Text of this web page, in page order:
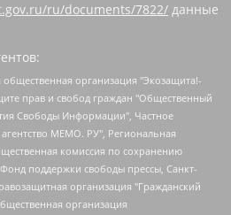
ru/documents/7822/ данные
Долинина Ирина Николаевна, Мароховская Алеся Алексеевна, Шлейнов Роман Юрьевич, Шмагун Олеся Валентиновна, Общество с ограниченной ответственностью "Альтаир 2021", Общество с ограниченной ответственностью "Вега 2021", Общество с ограниченной ответственностью "Главный редактор 2021", Общество с ограниченной ответственностью "Ромашки монолит", Важенков Артем Валерьевич, Ивановская областная общественная организация "Центр гендерных исследований", Гурман Юрий Альбертович, Медиапроект "ОВД-Инфо", Егоров Владимир Владимирович, Жилинский Владимир Александрович, Общество с ограниченной ответственностью "ЗП", Иванова София Юрьевна, Карезина Инна Павловна, Кильтау Екатерина Викторовна, Петров Алексей Викторович, Пискунов Сергей Евгеньевич, Смирнов Сергей Сергеевич, Тихонов Михаил Сергеевич, Общество с ограниченной ответственностью "ЖУРНАЛИСТ-ИНОСТРАННЫЙ АГЕНТ", Арапова Галина Юрьевна, Вольтская Татьяна Анатольевна, Американская компания "Mason G.E.S. Anonymous Foundation" (США), являющаяся владельцем интернет-издания https://mnews.world/, Компания "Stichting Bellingcat", зарегистрированная в Нидерландах (дата регистрации 11.07.2018), Захаров Андрей Вячеславович, Клепиковская Екатерина Дмитриевна, Общество с ограниченной ответственностью "МЕМО", Перл Роман Александрович, Симонов Евгений Алексеевич, Соловьева Елена Анатольевна, Сотников Даниил Владимирович, Сурначева Елизавета Дмитриевна, Автономная некоммерческая организация по защите прав человека и информированию населения "Якутия – Наше Мнение", Общество с ограниченной ответственностью "Москоу диджитал медиа", с 26.01.2023 Общество с ограниченной ответственностью "Чайка Белые сады", Ветошкина Валерия Валерьевна, Заговора Максим Александрович, Межрегиональное общественное движение "Российская ЛГБТ - сеть", Оленичев Максим Владимирович, Павлов Иван Юрьевич, Скворцова Елена Сергеевна, Общество с ограниченной ответственностью "Как бы инагент", Кочетков Игорь Викторович, Общество с ограниченной ответственностью "Честные выборы", Еланчик Олег Александрович, Общество с ограниченной ответственностью "Нобелевский призыв", Гималова Регина Эмилевна, Григорьев Андрей Валерьевич, Григорьева Алина Александровна, Ассоциация по содействию защите прав призывников, альтернативнослужащих и военнослужащих "Правозащитная группа "Гражданин.Армия.Право", Хисамова Регина Фаритовна, Автономная некоммерческая организация по реализации социально-правовых программ "Лилит", Дальневосточное общественное движение "Маяк", Санкт-Петербургская ЛГБТ-инициативная группа "Выход", Инициативная группа ЛГБТ+ "Реверс", Алексеев Андрей Викторович, Бекбулатова Таисия Львовна, Беляев Иван Михайлович, Владыкина Елена Сергеевна, Гельман Марат Александрович, Никульшина Вероника Юрьевна, Толоконникова Надежда Андреевна, Шендерович Виктор Анатольевич, Общество с ограниченной ответственностью "Данное сообщение", Общество с ограниченной ответственностью Издательский дом "Новая глава", Айнбиндер Александра Александровна, Московский комьюнити-центр для ЛГБТ+инициатив, Благотворительный фонд развития филантропии, Deutsche Welle (Германия, Kurt-Schumacher-Strasse 3, 53113 Bonn), Борзунова Мария Михайловна, Воробьев Виктор Викторович, Голубева Анна Львовна, Константинова Алла Михайловна, Малкова Ирина Владимировна, Мурадов Мурад Абдулгалимович, Осетинская Елизавета Николаевна, Понасенков Евгений Николаевич, Ганапольский Матвей Юрьевич, Киселев Евгений Алексеевич, Борухович Ирина Григорьевна, Дремин Иван Тимофеевич, Дубровский Дмитрий Викторович, Красноярская региональная общественная организация поддержки и развития альтернативных образовательных технологий и межкультурных коммуникаций "ИНТЕРРА", Маяковская Екатерина Алексеевна, Фейгин Марк Захарович, Филимонов Андрей Викторович, Дзугкоева Регина Николаевна, Доброхотов Роман Александрович, Дудь Юрий Александрович, Елкин Сергей Владимирович, Кругликов Кирилл Игоревич, Сабунаева Мария Леонидовна, Семенов Алексей Владимирович, Шаинян Карен Багратович, Шульман Екатерина Михайловна, Асафьев Артур Валерьевич, Вахштайн Виктор Семенович, Венедиктов Алексей Алексеевич, Лушникова Екатерина Евгеньевна, Волков Леонид Михайлович, Невзоров Александр Глебович, Пархоменко Сергей Борисович, Сироткин Ярослав Николаевич, Кара-Мурза Владимир Владимирович, Баранова Наталья Владимировна, Гозман Леонид Яковлевич, Кагарлицкий Борис Юльевич, Климарев Михаил Валерьевич, Милов Владимир Станиславович, Автономная некоммерческая организация Краснодарский центр современного искусства "Типография", Моргенштерн Алишер Тагирович, Соболь Любовь Эдуардовна, Общество с ограниченной ответственностью "ЛИЗА НОРМ", Каспаров Гарри Кимович, Ходорковский Михаил Борисович, Общество с ограниченной ответственностью "Апрельские тезисы", Данилович Ирина Брониславовна, Кашин Олег Владимирович, Петров Николай Владимирович, Пивоваров Алексей Владимирович, Соколов Михаил Владимирович, Цветкова Юлия Владимировна, Чичваркин Евгений Александрович, Комитет против пыток/Команда против пыток, Общество с ограниченной ответственностью "Первый научный", Общество с ограниченной ответственностью "Вертолет и ко", Белоцерковская Вероника Борисовна, Кац Максим Евгеньевич, Лазарева Татьяна Юрьевна, Шаведдинов Руслан Табризович, Яшин Илья Валерьевич, Общество с ограниченной ответственностью "Иноагент ААВ", Алешковский Дмитрий Петрович, Альбац Евгения Марковна, Быков Дмитрий Львович, Галямина Юлия Евгеньевна, Лойко Сергей Леонидович, Мартынов Кирилл Константинович, Медведев Сергей Александрович, Крашенинников Федор Геннадиевич, Гордеева Катерина Вл